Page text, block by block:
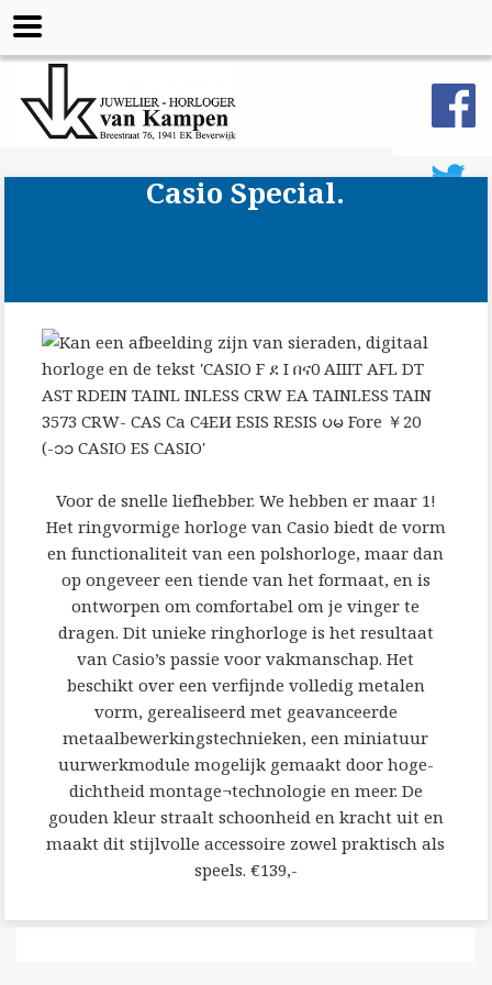
Casio Special.
Voor de snelle liefhebber. We hebben er maar 1!
Het ringvormige horloge van Casio biedt de vorm
en functionaliteit van een polshorloge, maar dan
op ongeveer een tiende van het formaat, en is
ontworpen om comfortabel om je vinger te
dragen. Dit unieke ringhorloge is het resultaat
van Casio’s passie voor vakmanschap. Het
beschikt over een verfijnde volledig metalen
vorm, gerealiseerd met geavanceerde
metaalbewerkingstechnieken, een miniatuur
uurwerkmodule mogelijk gemaakt door hoge-
dichtheid montage¬technologie en meer. De
gouden kleur straalt schoonheid en kracht uit en
maakt dit stijlvolle accessoire zowel praktisch als
speels. €139,-